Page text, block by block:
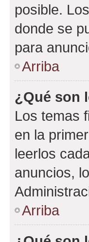
posible.
donde se
para
Arriba
¿Qué son
Los temas
en la
leerlos
anuncios,
Arriba